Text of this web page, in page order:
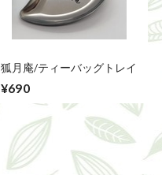
狐月庵/ティーバッグトレイ
¥690